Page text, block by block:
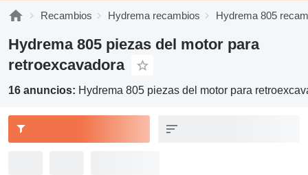
Recambios Hydrema recambios Hydrema 805
Hydrema 805 piezas del motor para
retroexcavadora
16 anuncios: Hydrema 805 piezas del motor para